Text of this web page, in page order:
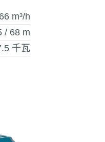
m³/h
/ 68 m
千瓦